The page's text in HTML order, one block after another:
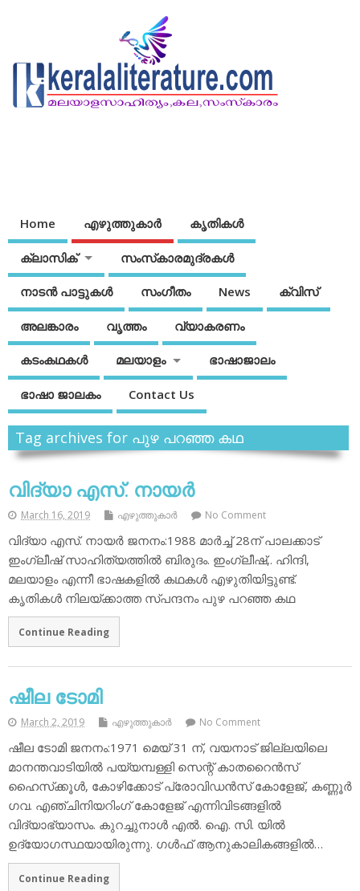
Home എഴുത്തുകാര്‍ കൃതികൾ
ക്ലാസിക് സംസ്‌കാരമുദ്രകള്‍
നാടന്‍ പാട്ടുകള്‍ സംഗീതം News ക്വിസ്
അലങ്കാരം വൃത്തം വ്യാകരണം
കടംകഥകള്‍ മലയാളം ഭാഷാജാലം
ഭാഷാ ജാലകം Contact Us
Tag archives for പുഴ പറഞ്ഞ കഥ
വിദ്യാ എസ്. നായര്‍
March 16, 2019 എഴുത്തുകാര്‍ No Comment
വിദ്യാ എസ്. നായര്‍ ജനനം:1988 മാര്‍ച്ച് 28ന് പാലക്കാട്
ഇംഗ്ലീഷ് സാഹിത്യത്തില്‍ ബിരുദം. ഇംഗ്ലീഷ്,. ഹിന്ദി,
മലയാളം എന്നീ ഭാഷകളില്‍ കഥകള്‍ എഴുതിയിട്ടുണ്ട്.
കൃതികള്‍ നിലയ്ക്കാത്ത സ്പന്ദനം പുഴ പറഞ്ഞ കഥ
Continue Reading
ഷീല ടോമി
March 2, 2019 എഴുത്തുകാര്‍ No Comment
ഷീല ടോമി ജനനം:1971 മെയ് 31 ന്, വയനാട് ജില്ലയിലെ
മാനന്തവാടിയില്‍ പയ്യമ്പള്ളി സെന്റ് കാതറൈന്‍സ്
ഹൈസ്‌ക്കൂള്‍, കോഴിക്കോട് പ്രോവിഡന്‍സ് കോളേജ്, കണ്ണൂര്‍
ഗവ. എഞ്ചിനിയറിംഗ് കോളേജ് എന്നിവിടങ്ങളില്‍
വിദ്യാഭ്യാസം. കുറച്ചുനാള്‍ എല്‍. ഐ. സി. യില്‍
ഉദ്യോഗസ്ഥയായിരുന്നു. ഗള്‍ഫ് ആനുകാലികങ്ങളില്‍…
Continue Reading